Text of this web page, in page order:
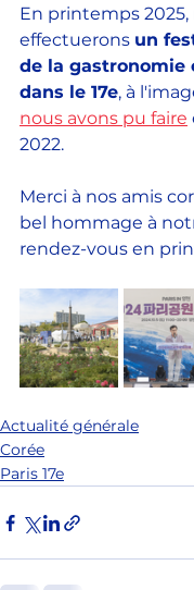
En printemps 2025,
effectuerons un
de la gastronomie
dans le 17e, à
nous avons pu faire
2022.
Merci à nos amis
bel hommage à
rendez-vous en
Actualité générale
Corée
Paris 17e